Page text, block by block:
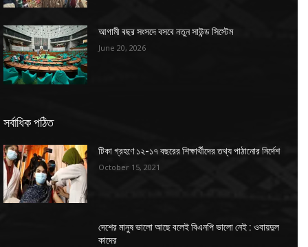
আগামী বছর সংসদে বসবে নতুন সাউন্ড সিস্টেম
June 20, 2026
সর্বাধিক পঠিত
টিকা গ্রহণে ১২-১৭ বছরের শিক্ষার্থীদের তথ্য পাঠানোর নির্দেশ
October 15, 2021
দেশের মানুষ ভালো আছে বলেই বিএনপি ভালো নেই : ওবায়দুল
কাদের